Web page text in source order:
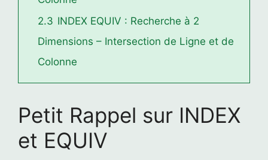
2.3 INDEX EQUIV : Recherche à 2
Dimensions – Intersection de Ligne et de
Colonne
Petit Rappel sur INDEX
et EQUIV